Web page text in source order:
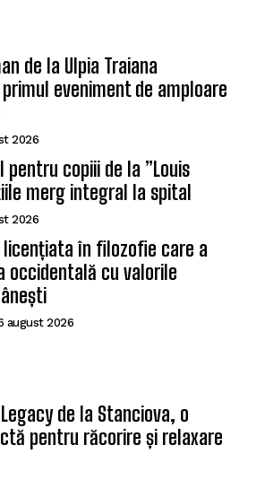
de la Ulpia Traiana
eveniment de amploare
2026
copiii de la ”Louis
merg integral la spital
2026
licențiata în filozofie care a
occidentală cu valorile
august 2026
de la Stanciova, o
pentru răcorire și relaxare